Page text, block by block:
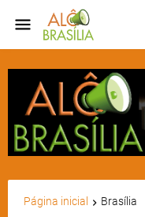
Página inicial Brasília